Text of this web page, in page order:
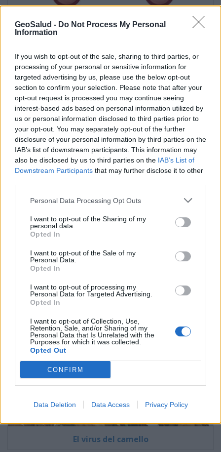
GeoSalud - Do Not Process My Personal
Information
If you wish to opt-out of the sale, sharing to third parties, or
processing of your personal or sensitive information for
targeted advertising by us, please use the below opt-out
section to confirm your selection. Please note that after your
opt-out request is processed you may continue seeing
interest-based ads based on personal information utilized by
us or personal information disclosed to third parties prior to
your opt-out. You may separately opt-out of the further
disclosure of your personal information by third parties on the
IAB’s list of downstream participants. This information may
also be disclosed by us to third parties on the IAB’s List of
Downstream Participants that may further disclose it to other
Personal Data Processing Opt Outs
I want to opt-out of the Sharing of my
personal data.
Opted In
I want to opt-out of the Sale of my
Personal Data.
Opted In
I want to opt-out of processing my
Personal Data for Targeted Advertising.
Opted In
I want to opt-out of Collection, Use,
Retention, Sale, and/or Sharing of my
Personal Data that Is Unrelated with the
Purposes for which it was collected.
Opted Out
CONFIRM
Data Deletion Data Access Privacy Policy
Qué es el cáncer cervicouterino?
El impacto psicológico causado por las verrugas
Pregúntale al médico
El virus del camello